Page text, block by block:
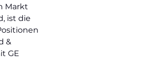
Markt
ist die
&
GE